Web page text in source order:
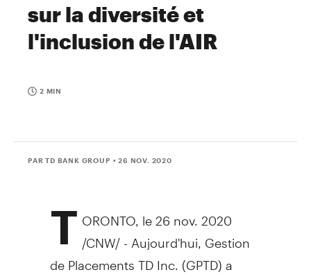
sur la diversité et
l'inclusion de l'AIR
2 MIN
PAR TD BANK GROUP • 26 NOV. 2020
T ORONTO , le26 nov. 2020
/CNW/ - Aujourd'hui, Gestion
de Placements TD Inc. (GPTD) a